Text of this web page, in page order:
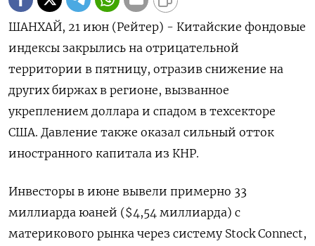
ШАНХАЙ, 21 июн (Рейтер) - Китайские фондовые
индексы закрылись на отрицательной
территории в пятницу, отразив снижение на
других биржах в регионе, вызванное
укреплением доллара и спадом в техсекторе
США. Давление также оказал сильный отток
иностранного капитала из КНР.
Инвесторы в июне вывели примерно 33
миллиарда юаней ($4,54 миллиарда) с
материкового рынка через систему Stock Connect,